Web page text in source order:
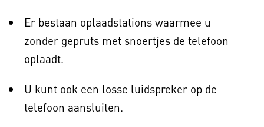
Er bestaan oplaadstations waarmee u
zonder gepruts met snoertjes de telefoon
oplaadt.
U kunt ook een losse luidspreker op de
telefoon aansluiten.